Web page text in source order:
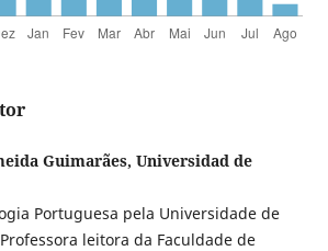
Guimarães, Universidad de
Portuguesa pela Universidade de
leitora da Faculdade de